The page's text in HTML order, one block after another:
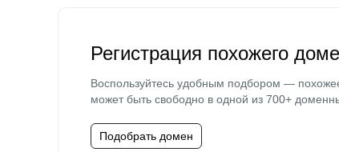
Регистрация похожего
Воспользуйтесь удобным подбором —
может быть свободно в одной из 700+
Подобрать домен